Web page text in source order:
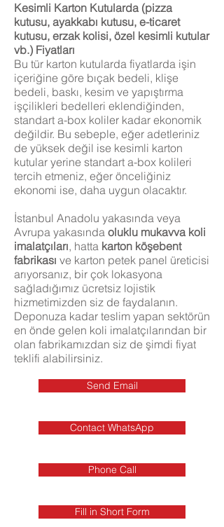
Kesimli Karton Kutularda (pizza
kutusu, ayakkabı kutusu, e-ticaret
kutusu, erzak kolisi, özel kesimli kutular
vb.) Fiyatları
Bu tür karton kutularda fiyatlarda işin
içeriğine göre bıçak bedeli, klişe
bedeli, baskı, kesim ve yapıştırma
işçilikleri bedelleri eklendiğinden,
standart a-box koliler kadar ekonomik
değildir. Bu sebeple, eğer adetleriniz
de yüksek değil ise kesimli karton
kutular yerine standart a-box kolileri
tercih etmeniz, eğer önceliğiniz
ekonomi ise, daha uygun olacaktır.
İstanbul Anadolu yakasında veya
Avrupa yakasında oluklu mukavva koli
imalatçıları, hatta karton köşebent
fabrikası ve karton petek panel üreticisi
arıyorsanız, bir çok lokasyona
sağladığımız ücretsiz lojistik
hizmetimizden siz de faydalanın.
Deponuza kadar teslim yapan sektörün
en önde gelen koli imalatçılarından bir
olan fabrikamızdan siz de şimdi fiyat
teklifi alabilirsiniz.
Send Email
Contact WhatsApp
Phone Call
Fill in Short Form